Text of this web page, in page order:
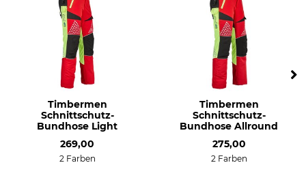
Timbermen
Schnittschutz-
Bundhose Light
269,00
2 Farben
Timbermen
Schnittschutz-
Bundhose Allround
275,00
2 Farben